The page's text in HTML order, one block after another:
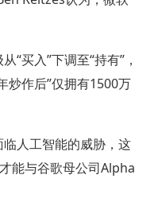
“买入”下调至“持有”，
炒作后”仅拥有1500万
人工智能的威胁，这
能与谷歌母公司Alpha